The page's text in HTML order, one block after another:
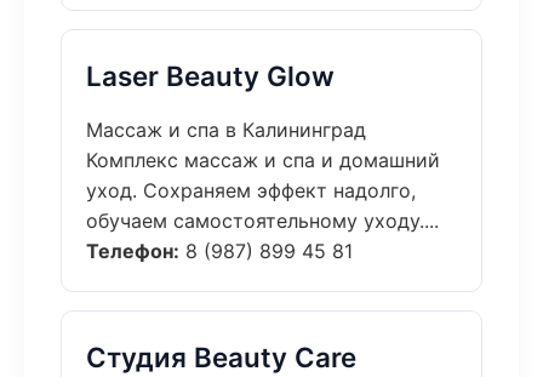
Laser Beauty Glow
Массаж и спа в Калининград
Комплекс массаж и спа и домашний
уход. Сохраняем эффект надолго,
обучаем самостоятельному уходу....
Телефон: 8 (987) 899 45 81
Студия Beauty Care